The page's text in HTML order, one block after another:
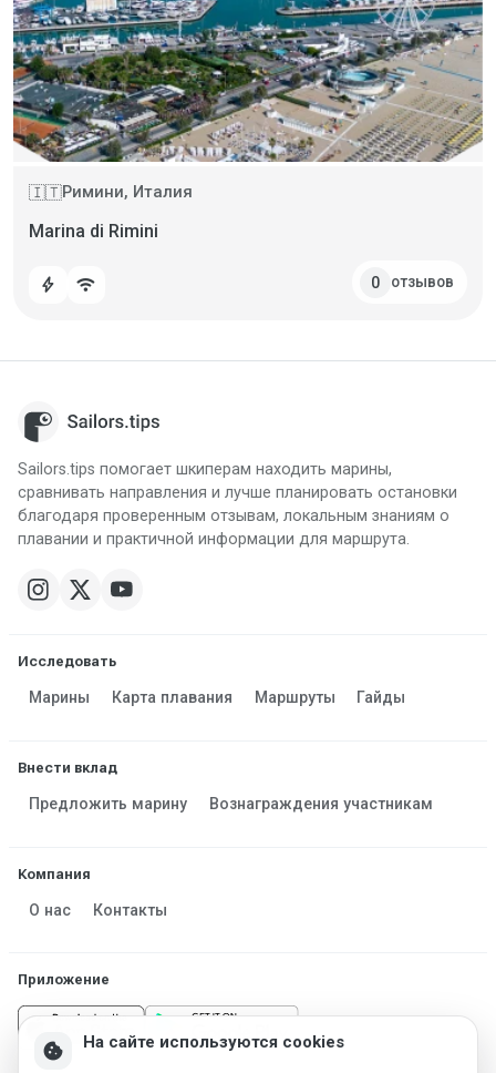
🇮🇹Римини, Италия
Marina di Rimini
bolt wifi 0 отзывов
Sailors.tips помогает шкиперам находить марины,
сравнивать направления и лучше планировать остановки
благодаря проверенным отзывам, локальным знаниям о
плавании и практичной информации для маршрута.
Исследовать
Марины Карта плавания Маршруты Гайды
Внести вклад
Предложить марину Вознаграждения участникам
Компания
О нас Контакты
Приложение
cookie На сайте используются cookies